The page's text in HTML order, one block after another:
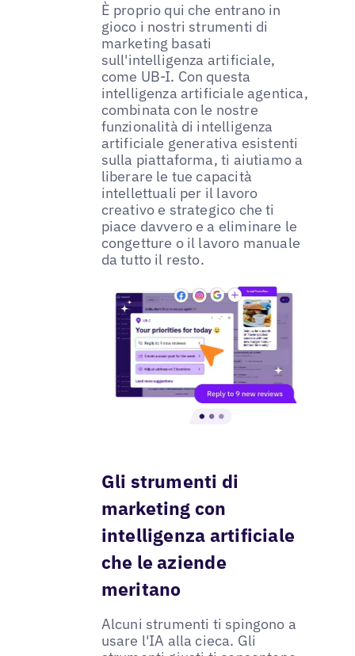
È proprio qui che entrano in
gioco i nostri strumenti di
marketing basati
sull'intelligenza artificiale,
come UB-I. Con questa
intelligenza artificiale agentica,
combinata con le nostre
funzionalità di intelligenza
artificiale generativa esistenti
sulla piattaforma, ti aiutiamo a
liberare le tue capacità
intellettuali per il lavoro
creativo e strategico che ti
piace davvero e a eliminare le
congetture o il lavoro manuale
da tutto il resto.
Gli strumenti di
marketing con
intelligenza artificiale
che le aziende
meritano
Alcuni strumenti ti spingono a
usare l'IA alla cieca. Gli